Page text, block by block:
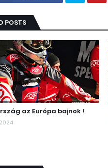
POSTS
az Európa bajnok !